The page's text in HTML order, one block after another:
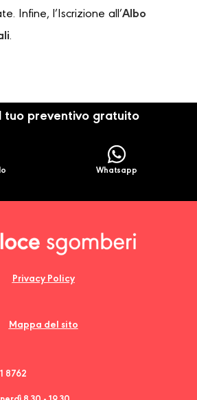
Infine, l’Iscrizione all’Albo
.
tuo preventivo gratuito
Whatsapp
Privacy Policy
Mappa del sito
8762